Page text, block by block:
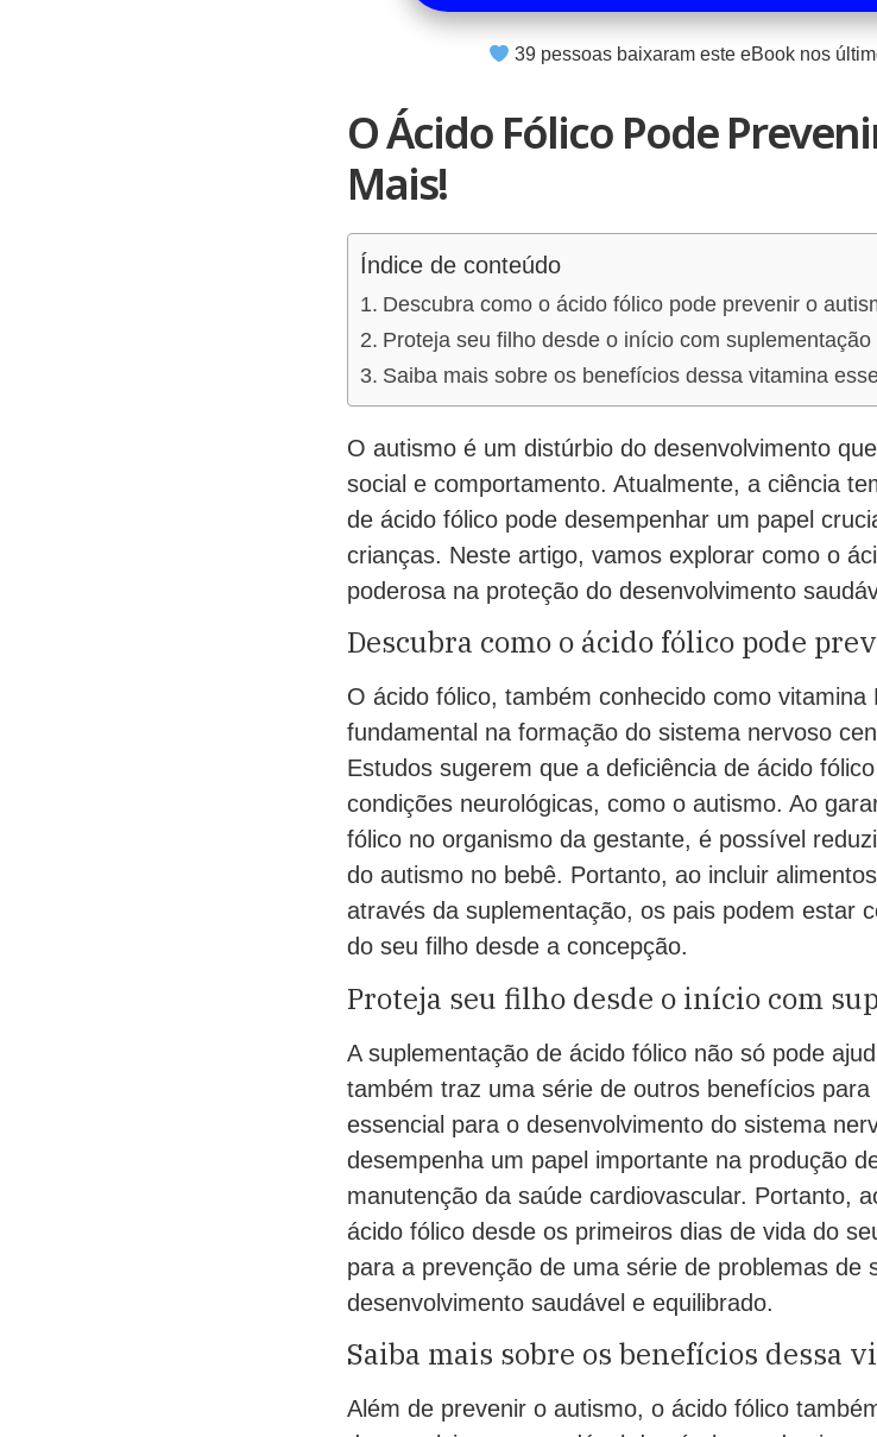
39pessoas baixaram este eBook nos
O Ácido Fólico Pode
Mais!
Índice de conteúdo
Descubra como o ácido fólico pode prevenir o
Proteja seu filho desde o início com
Saiba mais sobre os benefícios dessa vitamina
O autismo é um distúrbio do desenvolvimento
social e comportamento. Atualmente, a ciência
de ácido fólico pode desempenhar um papel
crianças. Neste artigo, vamos explorar como o
poderosa na proteção do desenvolvimento
Descubra como o ácido fólico pode
O ácido fólico, também conhecido como vitamina
fundamental na formação do sistema nervoso
Estudos sugerem que a deficiência de ácido
condições neurológicas, como o autismo. Ao
fólico no organismo da gestante, é possível
do autismo no bebê. Portanto, ao incluir
através da suplementação, os pais podem estar
do seu filho desde a concepção.
Proteja seu filho desde o início com
A suplementação de ácido fólico não só pode
também traz uma série de outros benefícios
essencial para o desenvolvimento do sistema
desempenha um papel importante na produção
manutenção da saúde cardiovascular. Portanto,
ácido fólico desde os primeiros dias de vida do
para a prevenção de uma série de problemas de
desenvolvimento saudável e equilibrado.
Saiba mais sobre os benefícios dessa
Além de prevenir o autismo, o ácido fólico